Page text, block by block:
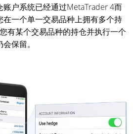
户系统已经通过MetaTrader 4而
一个单一交易品种上拥有多个持
有某个交易品种的持仓并执行一个
保留。